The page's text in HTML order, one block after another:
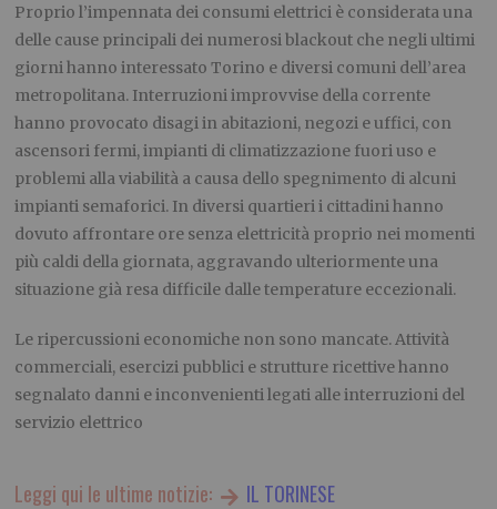
Proprio l’impennata dei consumi elettrici è considerata una
delle cause principali dei numerosi blackout che negli ultimi
giorni hanno interessato Torino e diversi comuni dell’area
metropolitana. Interruzioni improvvise della corrente
hanno provocato disagi in abitazioni, negozi e uffici, con
ascensori fermi, impianti di climatizzazione fuori uso e
problemi alla viabilità a causa dello spegnimento di alcuni
impianti semaforici. In diversi quartieri i cittadini hanno
dovuto affrontare ore senza elettricità proprio nei momenti
più caldi della giornata, aggravando ulteriormente una
situazione già resa difficile dalle temperature eccezionali.
Le ripercussioni economiche non sono mancate. Attività
commerciali, esercizi pubblici e strutture ricettive hanno
segnalato danni e inconvenienti legati alle interruzioni del
servizio elettrico
Leggi qui le ultime notizie: IL TORINESE